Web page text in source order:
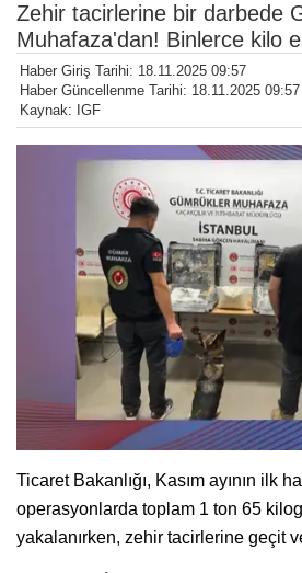
Zehir tacirlerine bir darbede
Muhafaza'dan! Binlerce kilo
Haber Giriş Tarihi: 18.11.2025 09:57
Haber Güncellenme Tarihi: 18.11.2025 09:57
Kaynak: IGF
Ticaret Bakanlığı, Kasım ayının ilk
operasyonlarda toplam 1 ton 65
yakalanırken, zehir tacirlerine geçit